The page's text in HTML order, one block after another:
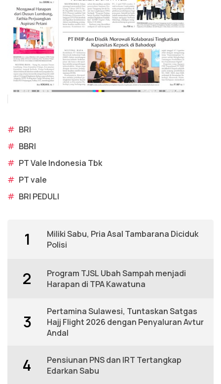
# BRI
# BBRI
# PT Vale Indonesia Tbk
# PT vale
# BRI PEDULI
1
Miliki Sabu, Pria Asal Tambarana Diciduk
Polisi
2
Program TJSL Ubah Sampah menjadi
Harapan di TPA Kawatuna
3
Pertamina Sulawesi, Tuntaskan Satgas
Hajj Flight 2026 dengan Penyaluran Avtur
Andal
4
Pensiunan PNS dan IRT Tertangkap
Edarkan Sabu